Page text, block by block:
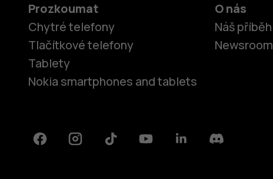
Prozkoumat
Chytré telefony
Tlačítkové telefony
Tablety
Nokia smartphones and tablets
O nás
Náš příběh
Newsroom
FacebookInstagramTiktok YoutubeLinkedinDiscord